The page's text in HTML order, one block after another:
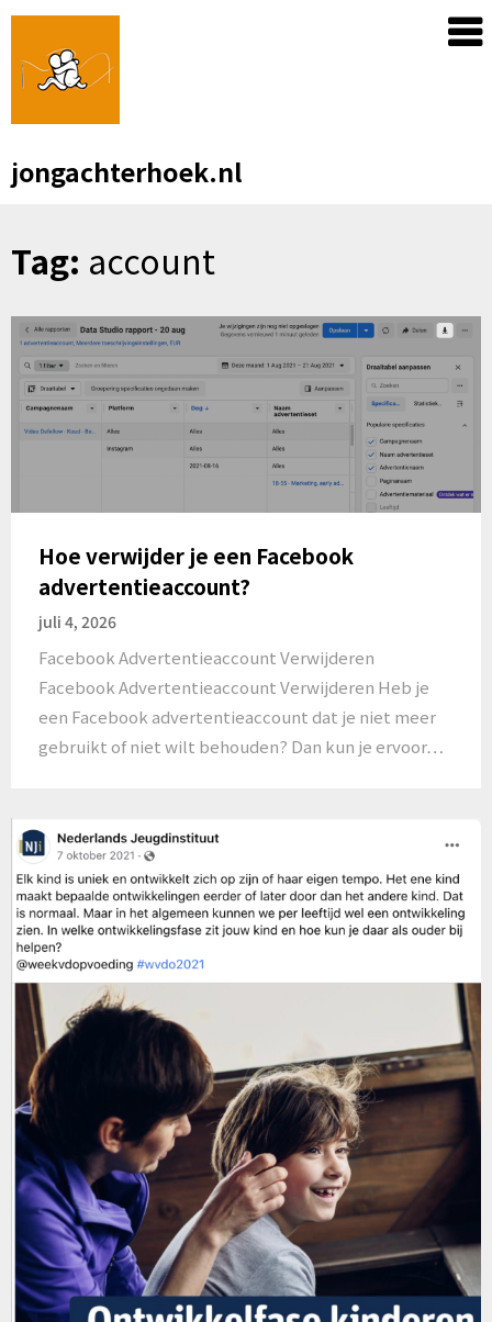
Skip
content
jongachterhoek.nl
Tag: account
Hoe verwijder je een Facebook
advertentieaccount?
juli 4, 2026
Facebook Advertentieaccount Verwijderen
Facebook Advertentieaccount Verwijderen Heb je
een Facebook advertentieaccount dat je niet meer
gebruikt of niet wilt behouden? Dan kun je ervoor…